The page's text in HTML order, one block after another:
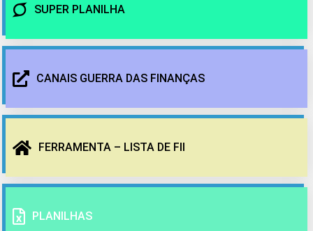
SUPER PLANILHA
CANAIS GUERRA DAS FINANÇAS
FERRAMENTA – LISTA DE FII
PLANILHAS